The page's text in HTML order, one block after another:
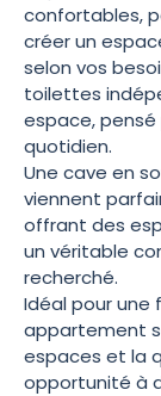
confortables,
créer un
selon vos
toilettes
espace,
quotidien.
Une cave en
viennent
offrant des
un véritable
recherché.
Idéal pour une
appartement
espaces et la
opportunité à